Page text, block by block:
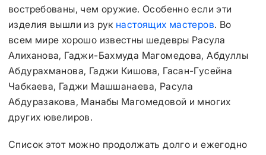
востребованы, чем оружие. Особенно если эти
изделия вышли из рук настоящих мастеров. Во
всем мире хорошо известны шедевры Расула
Алиханова, Гаджи-Бахмуда Магомедова, Абдуллы
Абдурахманова, Гаджи Кишова, Гасан-Гусейна
Чабкаева, Гаджи Машшанаева, Расула
Абдуразакова, Манабы Магомедовой и многих
других ювелиров.
Список этот можно продолжать долго и ежегодно